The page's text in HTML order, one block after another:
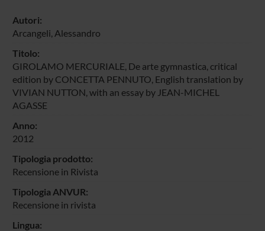
Autori:
Arcangeli, Alessandro
Titolo:
GIROLAMO MERCURIALE, De arte gymnastica, critical
edition by CONCETTA PENNUTO, English translation by
VIVIAN NUTTON, with an essay by JEAN-MICHEL
AGASSE
Anno:
2012
Tipologia prodotto:
Recensione in Rivista
Tipologia ANVUR:
Recensione in rivista
Lingua: